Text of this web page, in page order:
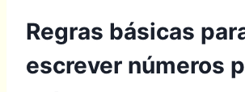
Regras básicas
escrever números